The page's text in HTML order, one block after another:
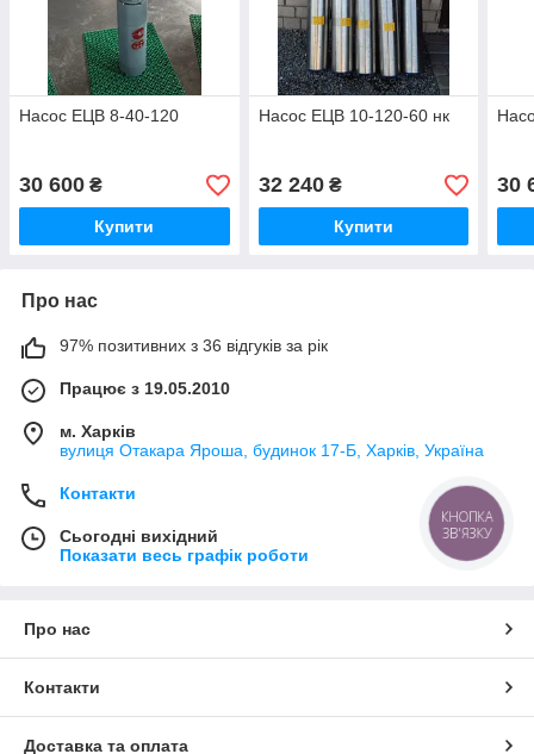
Насос ЕЦВ 8-40-120
30 600 ₴
Купити
Насос ЕЦВ 10-120-60 нк
32 240₴
Купити
30
Про нас
97% позитивних з 36 відгуків за рік
Працює з 19.05.2010
м. Харків
вулиця Отакара Яроша, будинок 17-Б, Харків, Україна
Контакти
Сьогодні вихідний
Показати весь графік роботи
Про нас
Контакти
Доставка та оплата
КНОПКА
ЗВ'ЯЗКУ